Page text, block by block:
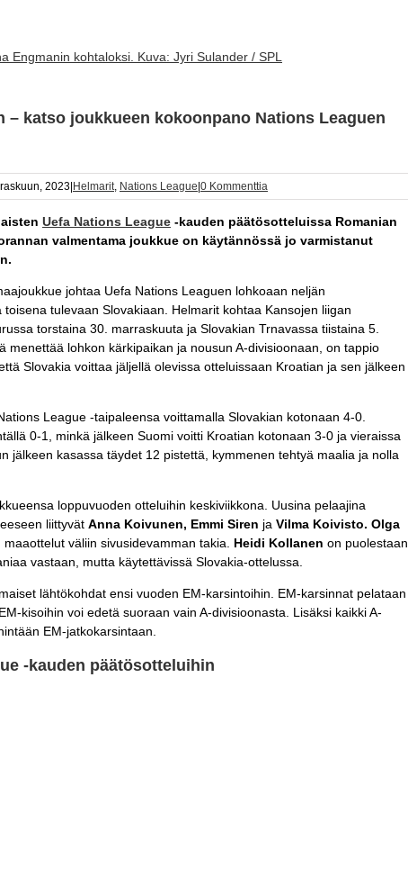
Engmanin kohtaloksi. Kuva: Jyri Sulander / SPL
– katso joukkueen kokoonpano Nations Leaguen
2023 Helmarit, Nations League 0 Kommenttia
Uefa Nations League -kauden päätösotteluissa Romanian
valmentama joukkue on käytännössä jo varmistanut
johtaa Uefa Nations Leaguen lohkoaan neljän
tulevaan Slovakiaan. Helmarit kohtaa Kansojen liigan
torstaina 30. marraskuuta ja Slovakian Trnavassa tiistaina 5.
menettää lohkon kärkipaikan ja nousun A-divisioonaan, on tappio
Slovakia voittaa jäljellä olevissa otteluissaan Kroatian ja sen jälkeen
League -taipaleensa voittamalla Slovakian kotonaan 4-0.
0-1, minkä jälkeen Suomi voitti Kroatian kotonaan 3-0 ja vieraissa
jälkeen kasassa täydet 12 pistettä, kymmenen tehtyä maalia ja nolla
loppuvuoden otteluihin keskiviikkona. Uusina pelaajina
liittyvät Anna Koivunen, Emmi Siren ja Vilma Koivisto. Olga
väliin sivusidevamman takia. Heidi Kollanen on puolestaan
vastaan, mutta käytettävissä Slovakia-ottelussa.
lähtökohdat ensi vuoden EM-karsintoihin. EM-karsinnat pelataan
kisoihin voi edetä suoraan vain A-divisioonasta. Lisäksi kaikki A-
EM-jatkokarsintaan.
-kauden päätösotteluihin